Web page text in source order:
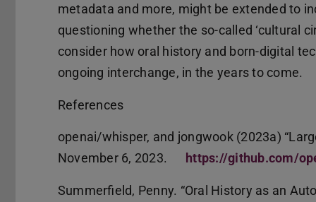
metadata and more, might be extended to
questioning whether the so-called ‘cultural
consider how oral history and born-digital
ongoing interchange, in the years to come.
References
openai/whisper, and jongwook (2023a)
November 6, 2023.
https://github.com/
Summerfield, Penny. “Oral History as an